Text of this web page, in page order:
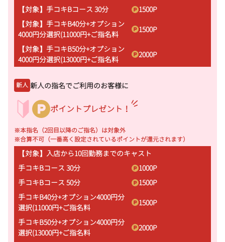
【対象】手コキBコース 30分
1500P
【対象】手コキB40分+オプション
4000円分選択(11000円+ご指名料
1500P
【対象】手コキB50分+オプション
4000円分選択(13000円+ご指名料
2000P
新人 新人の指名でご利用のお客様に
ポイントプレゼント！
※本指名（2回目以降のご指名）は対象外
※合算不可（一番高く設定されているポイントが還元されます）
【対象】入店から10回勤務までのキャスト
手コキBコース 30分
1000P
手コキBコース 50分
1500P
手コキB40分+オプション4000円分
選択(11000円+ご指名料
1500P
手コキB50分+オプション4000円分
選択(13000円+ご指名料
2000P